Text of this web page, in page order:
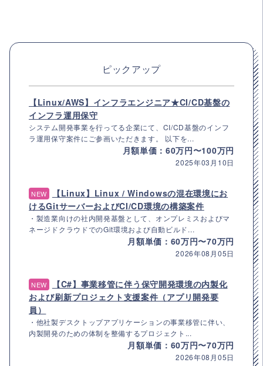
ピックアップ
【Linux/AWS】インフラエンジニア★CI/CD基盤の
インフラ運用保守
システム開発事業を行ってる企業にて、CI/CD基盤のインフ
ラ運用保守案件にご参画いただきます。 以下を...
月額単価：60万円〜100万円
2025年03月10日
NEW
【Linux】Linux / Windowsの混在環境にお
けるGitサーバーおよびCI/CD環境の構築案件
・製造業向けの社内開発基盤として、オンプレミスおよびマ
ネージドクラウドでのGit環境および自動ビルド...
月額単価：60万円〜70万円
2026年08月05日
NEW
【C#】事業移管に伴う保守開発環境の内製化
および刷新プロジェクト支援案件（アプリ開発要
員）
・他社製デスクトップアプリケーションの事業移管に伴い、
内製開発のための体制を整備するプロジェクト...
月額単価：60万円〜70万円
2026年08月05日